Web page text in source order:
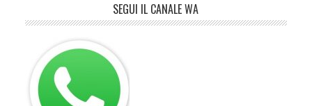
SEGUI IL CANALE WA